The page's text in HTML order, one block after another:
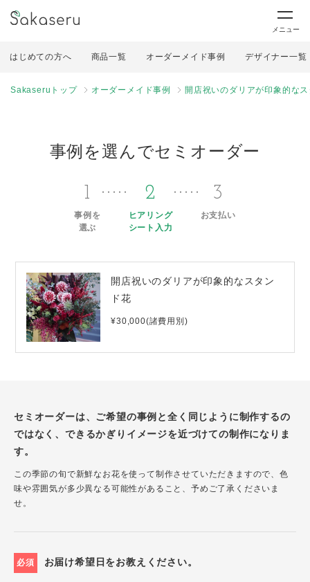
メニュー
はじめての方へ 商品一覧 オーダーメイド事例 デザイナー一覧
Sakaseruトップ オーダーメイド事例 開店祝いのダリアが印象的な
事例を選んでセミオーダー
1
事例を
選ぶ
2
ヒアリング
シート入力
3
お支払い
開店祝いのダリアが印象的なスタン
ド花
¥30,000(諸費用別)
セミオーダーは、ご希望の事例と全く同じように制作するの
ではなく、できるかぎりイメージを近づけての制作になりま
す。
この季節の旬で新鮮なお花を使って制作させていただきますので、色
味や雰囲気が多少異なる可能性があること、予めご了承くださいま
せ。
必須 お届け希望日をお教えください。